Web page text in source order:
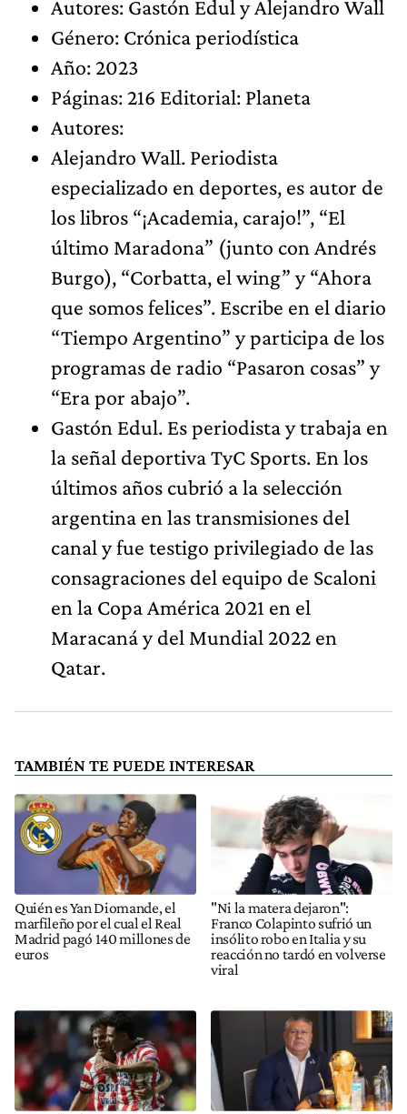
Autores: Gastón Edul y Alejandro Wall
Género: Crónica periodística
Año: 2023
Páginas: 216 Editorial: Planeta
Autores:
Alejandro Wall. Periodista
especializado en deportes, es autor de
los libros “¡Academia, carajo!”, “El
último Maradona” (junto con Andrés
Burgo), “Corbatta, el wing” y “Ahora
que somos felices”. Escribe en el diario
“Tiempo Argentino” y participa de los
programas de radio “Pasaron cosas” y
“Era por abajo”.
Gastón Edul. Es periodista y trabaja en
la señal deportiva TyC Sports. En los
últimos años cubrió a la selección
argentina en las transmisiones del
canal y fue testigo privilegiado de las
consagraciones del equipo de Scaloni
en la Copa América 2021 en el
Maracaná y del Mundial 2022 en
Qatar.
TAMBIÉN TE PUEDE INTERESAR
Quién es Yan Diomande, el
marfileño por el cual el Real
Madrid pagó 140 millones de
euros
"Ni la matera dejaron":
Franco Colapinto sufrió un
insólito robo en Italia y su
reacción no tardó en volverse
viral